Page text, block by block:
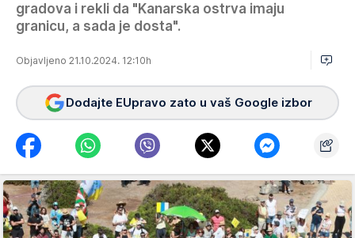
gradova i rekli da "Kanarska ostrva imaju
granicu, a sada je dosta".
Objavljeno 21.10.2024. 12:10h
Dodajte EUpravo zato u vaš Google izbor